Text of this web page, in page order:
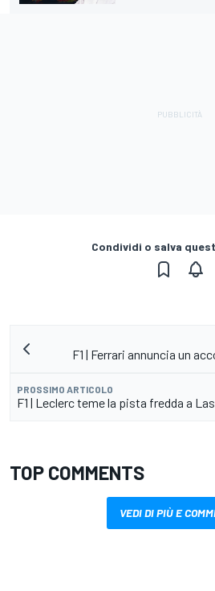
Condividi o salva
F1 | Ferrari annuncia un
PROSSIMO ARTICOLO
F1 | Leclerc teme la pista fredda a
TOP COMMENTS
VEDI DI PIÙ E